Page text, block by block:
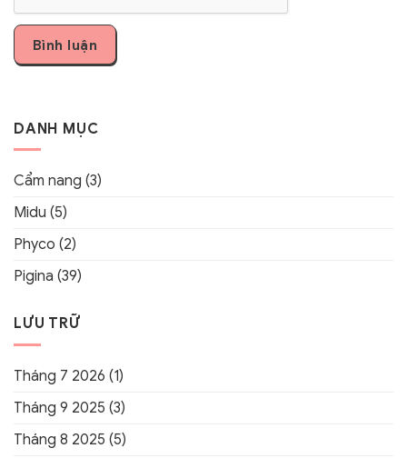
DANH MỤC
Cẩm nang (3)
Midu (5)
Phyco (2)
Pigina (39)
LƯU TRỮ
Tháng 7 2026 (1)
Tháng 9 2025 (3)
Tháng 8 2025 (5)